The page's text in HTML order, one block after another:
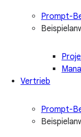
Prompt-
Vertrieb
Prompt-